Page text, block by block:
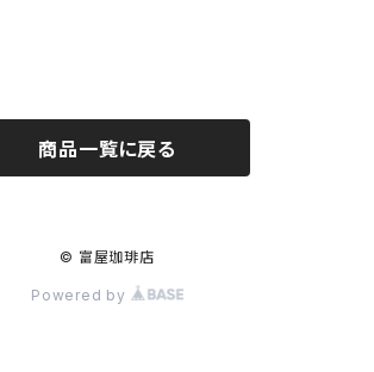
商品一覧に戻る
© 富屋珈琲店
Powered by